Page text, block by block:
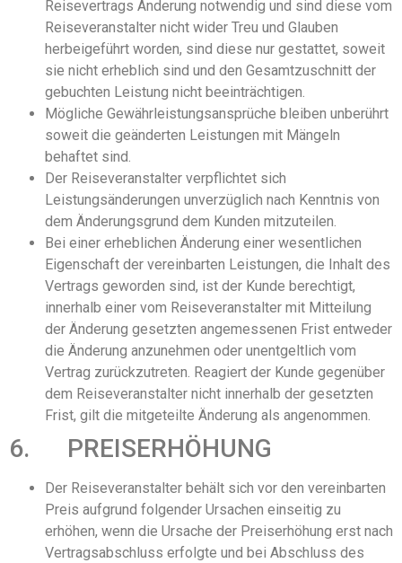
Reisevertrags Änderung notwendig und sind diese vom
Reiseveranstalter nicht wider Treu und Glauben
herbeigeführt worden, sind diese nur gestattet, soweit
sie nicht erheblich sind und den Gesamtzuschnitt der
gebuchten Leistung nicht beeinträchtigen.
Mögliche Gewährleistungsansprüche bleiben unberührt
soweit die geänderten Leistungen mit Mängeln
behaftet sind.
Der Reiseveranstalter verpflichtet sich
Leistungsänderungen unverzüglich nach Kenntnis von
dem Änderungsgrund dem Kunden mitzuteilen.
Bei einer erheblichen Änderung einer wesentlichen
Eigenschaft der vereinbarten Leistungen, die Inhalt des
Vertrags geworden sind, ist der Kunde berechtigt,
innerhalb einer vom Reiseveranstalter mit Mitteilung
der Änderung gesetzten angemessenen Frist entweder
die Änderung anzunehmen oder unentgeltlich vom
Vertrag zurückzutreten. Reagiert der Kunde gegenüber
dem Reiseveranstalter nicht innerhalb der gesetzten
Frist, gilt die mitgeteilte Änderung als angenommen.
6. PREISERHÖHUNG
Der Reiseveranstalter behält sich vor den vereinbarten
Preis aufgrund folgender Ursachen einseitig zu
erhöhen, wenn die Ursache der Preiserhöhung erst nach
Vertragsabschluss erfolgte und bei Abschluss des